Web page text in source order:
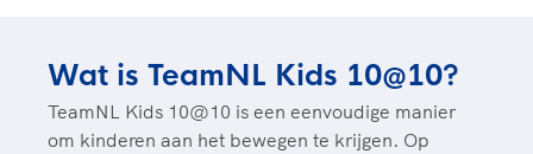
de sportschool te gaan. Door samen te juichen
voor Sifan Hassan, Rico Verhoeven, Diede de
Groot en het Nederlands Elftal. Of met trots te
genieten van de karatewedstrijd van je dochter,
Samen voor een veilige
sportomgeving
De TeamNL Academie biedt een leer- en
ontwikkelprogramma voor de volgende functies
binnen TeamNL programma's: experts, coaches,
Wat is TeamNL Kids 10@10?
TeamNL Kids 10@10 is een eenvoudige manier
om kinderen aan het bewegen te krijgen. Op